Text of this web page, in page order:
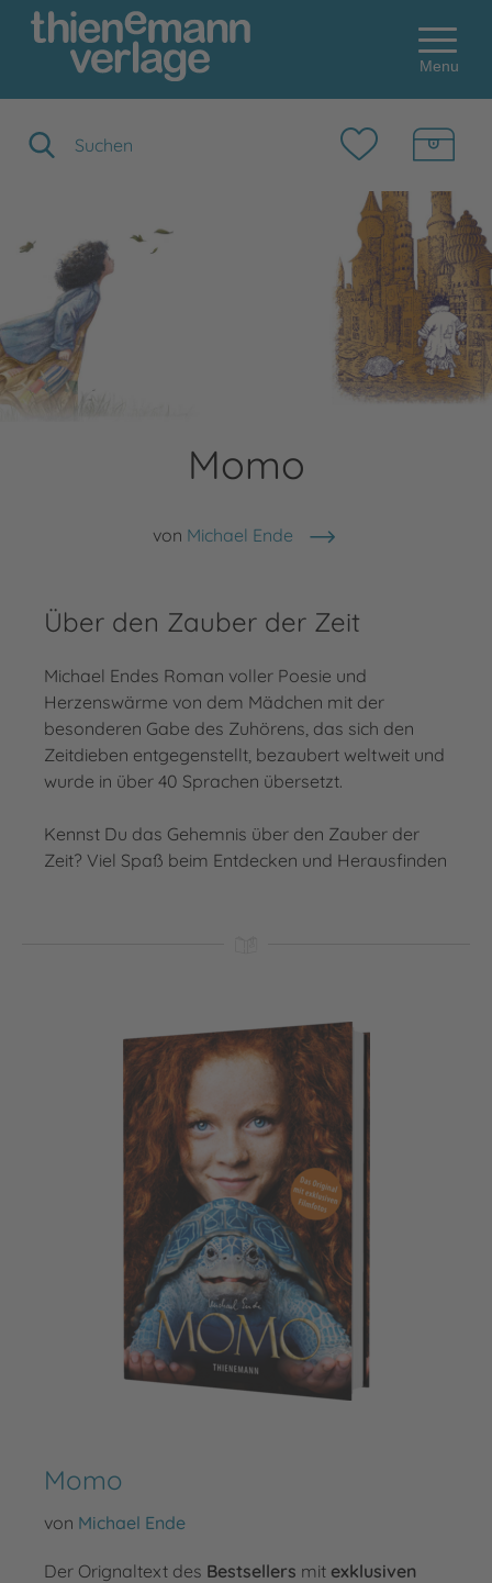
Menu
Momo
von Michael Ende
Über den Zauber der Zeit
Michael Endes Roman voller Poesie und
Herzenswärme von dem Mädchen mit der
besonderen Gabe des Zuhörens, das sich den
Zeitdieben entgegenstellt, bezaubert weltweit und
wurde in über 40 Sprachen übersetzt.
Kennst Du das Gehemnis über den Zauber der
Zeit? Viel Spaß beim Entdecken und Herausfinden
Momo
von Michael Ende
Der Orignaltext des Bestsellers mit exklusiven